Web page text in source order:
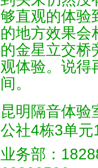
够直观的体验
的地方效果会
的金星立交桥
观体验。说得
间。
昆明隔音体验
公社4栋3
业务部：